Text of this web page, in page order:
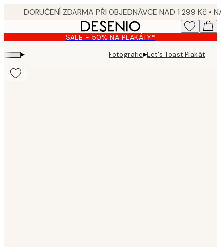
content.
SALE - 50% NA PLAKÁTY*
▸ Fotografie▸Let's Toast Plakát